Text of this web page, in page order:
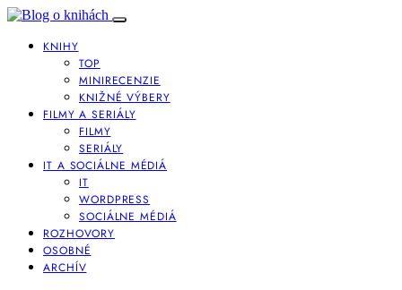
KNIHY
TOP
MINIRECENZIE
KNIŽNÉ VÝBERY
FILMY A SERIÁLY
FILMY
SERIÁLY
IT A SOCIÁLNE MÉDIÁ
IT
WORDPRESS
SOCIÁLNE MÉDIÁ
ROZHOVORY
OSOBNÉ
ARCHÍV